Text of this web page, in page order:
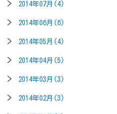
2014年07月(4)
2014年06月(6)
2014年05月(4)
2014年04月(5)
2014年03月(3)
2014年02月(3)